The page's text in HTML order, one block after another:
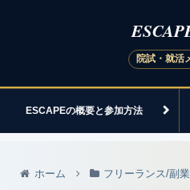
ESCAPEの概要と参加方法
ホーム フリーランス/副業